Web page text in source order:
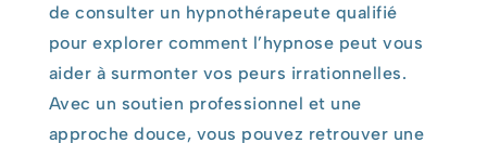
de consulter un hypnothérapeute qualifié
pour explorer comment l’hypnose peut vous
aider à surmonter vos peurs irrationnelles.
Avec un soutien professionnel et une
approche douce, vous pouvez retrouver une